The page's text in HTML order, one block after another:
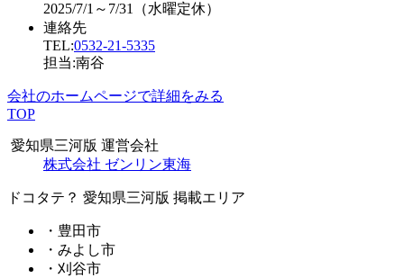
2025/7/1～7/31（水曜定休）
連絡先
TEL:0532-21-5335
担当:南谷
会社のホームページで詳細をみる
TOP
愛知県三河版 運営会社
株式会社 ゼンリン東海
ドコタテ？ 愛知県三河版 掲載エリア
・豊田市
・みよし市
・刈谷市